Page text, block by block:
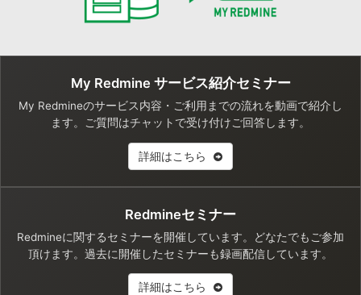
My Redmine サービス紹介セミナー
My Redmineのサービス内容・ご利用までの流れを動画で紹介し
ます。ご質問はチャットで受け付けご回答します。
詳細はこちら
Redmineセミナー
Redmineに関するセミナーを開催しています。どなたでもご参加
頂けます。過去に開催したセミナーも録画配信しています。
詳細はこちら